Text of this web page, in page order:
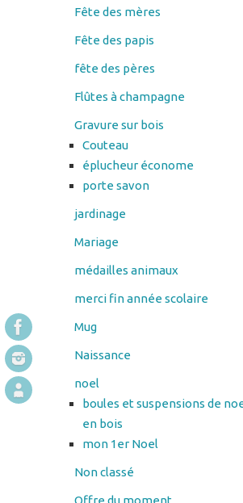
fête des pères
Flûtes à champagne
Gravure sur bois
Couteau
éplucheur économe
jardinage
Mariage
médailles animaux
merci fin année scolaire
Mug
Naissance
noel
boules et suspensions de noel
en bois
mon 1er Noel
Non classé
Offre du moment
Panier